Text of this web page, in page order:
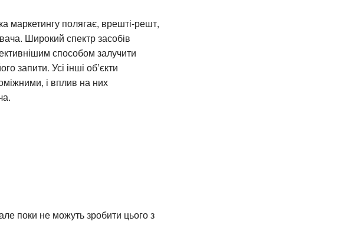
маркетингу полягає, врешті-решт,
Широкий спектр засобів
способом залучити
запити. Усі інші об’єкти
і вплив на них
поки не можуть зробити цього з